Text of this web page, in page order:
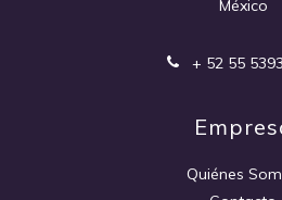
México
+ 52 55
Quiénes